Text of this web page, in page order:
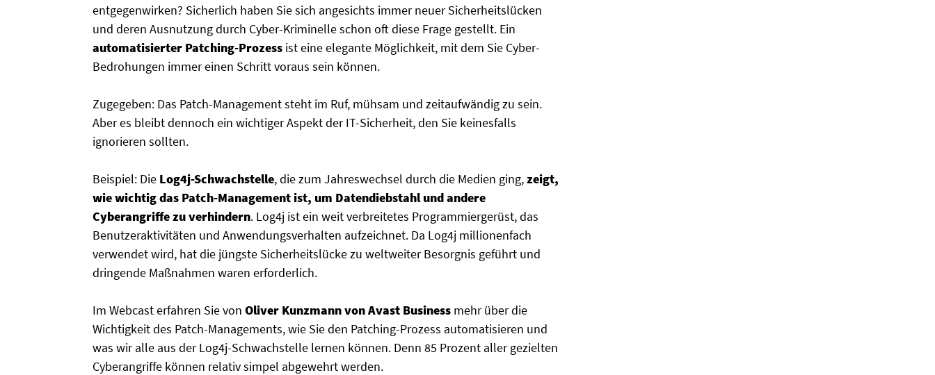
entgegenwirken? Sicherlich haben Sie sich angesichts immer neuer Sicherheitslücken
und deren Ausnutzung durch Cyber-Kriminelle schon oft diese Frage gestellt. Ein
automatisierter Patching-Prozess ist eine elegante Möglichkeit, mit dem Sie Cyber-
Bedrohungen immer einen Schritt voraus sein können.
Zugegeben: Das Patch-Management steht im Ruf, mühsam und zeitaufwändig zu sein.
Aber es bleibt dennoch ein wichtiger Aspekt der IT-Sicherheit, den Sie keinesfalls
ignorieren sollten.
Beispiel: Die Log4j-Schwachstelle, die zum Jahreswechsel durch die Medien ging,zeigt,
wie wichtig das Patch-Management ist, um Datendiebstahl und andere
Cyberangriffe zu verhindern. Log4j ist ein weit verbreitetes Programmiergerüst, das
Benutzeraktivitäten und Anwendungsverhalten aufzeichnet. Da Log4j millionenfach
verwendet wird, hat die jüngste Sicherheitslücke zu weltweiter Besorgnis geführt und
dringende Maßnahmen waren erforderlich.
Im Webcast erfahren Sie von Oliver Kunzmann von Avast Business mehr über die
Wichtigkeit des Patch-Managements, wie Sie den Patching-Prozess automatisieren und
was wir alle aus der Log4j-Schwachstelle lernen können. Denn 85 Prozent aller gezielten
Cyberangriffe können relativ simpel abgewehrt werden.